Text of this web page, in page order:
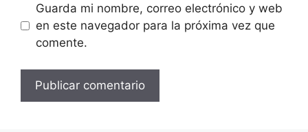
Guarda mi nombre, correo electrónico y web
en este navegador para la próxima vez que
comente.